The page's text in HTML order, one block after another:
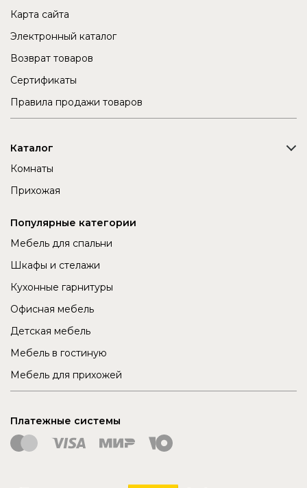
Карта сайта
Электронный каталог
Возврат товаров
Сертификаты
Правила продажи товаров
Каталог
Комнаты
Прихожая
Популярные категории
Мебель для спальни
Шкафы и стелажи
Кухонные гарнитуры
Офисная мебель
Детская мебель
Мебель в гостиную
Мебель для прихожей
Платежные системы